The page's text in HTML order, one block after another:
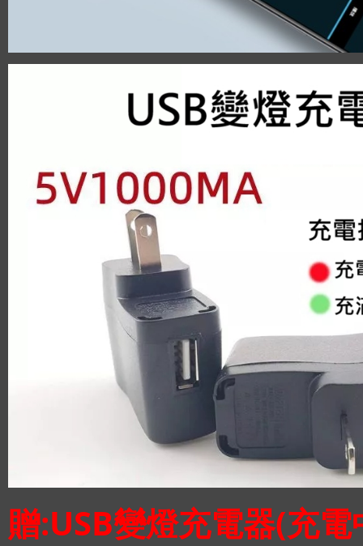
贈:USB變燈充電器(充